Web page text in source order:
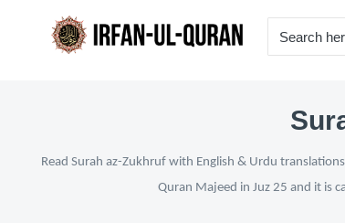
Read Surah az-Zukhruf with English & Urdu
Quran Majeed in Juz 25 and it is